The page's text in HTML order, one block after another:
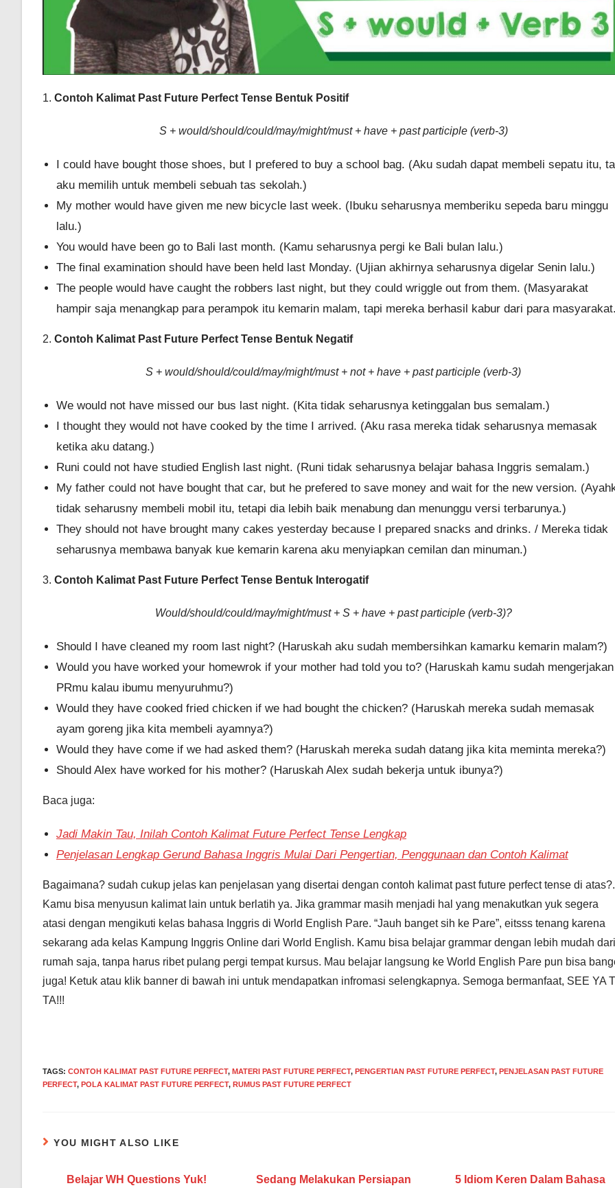
1. Contoh Kalimat Past Future Perfect Tense Bentuk Positif
S + would/should/could/may/might/must + have + past participle (verb-3)
I could have bought those shoes, but I prefered to buy a school bag. (Aku sudah dapat membeli sepatu itu,
aku memilih untuk membeli sebuah tas sekolah.)
My mother would have given me new bicycle last week. (Ibuku seharusnya memberiku sepeda baru minggu
lalu.)
You would have been go to Bali last month. (Kamu seharusnya pergi ke Bali bulan lalu.)
The final examination should have been held last Monday. (Ujian akhirnya seharusnya digelar Senin lalu.)
The people would have caught the robbers last night, but they could wriggle out from them. (Masyarakat
hampir saja menangkap para perampok itu kemarin malam, tapi mereka berhasil kabur dari para
2. Contoh Kalimat Past Future Perfect Tense Bentuk Negatif
S + would/should/could/may/might/must + not + have + past participle (verb-3)
We would not have missed our bus last night. (Kita tidak seharusnya ketinggalan bus semalam.)
I thought they would not have cooked by the time I arrived. (Aku rasa mereka tidak seharusnya memasak
ketika aku datang.)
Runi could not have studied English last night. (Runi tidak seharusnya belajar bahasa Inggris semalam.)
My father could not have bought that car, but he prefered to save money and wait for the new version.
tidak seharusny membeli mobil itu, tetapi dia lebih baik menabung dan menunggu versi terbarunya.)
They should not have brought many cakes yesterday because I prepared snacks and drinks. / Mereka tidak
seharusnya membawa banyak kue kemarin karena aku menyiapkan cemilan dan minuman.)
3. Contoh Kalimat Past Future Perfect Tense Bentuk Interogatif
Would/should/could/may/might/must + S + have + past participle (verb-3)?
Should I have cleaned my room last night? (Haruskah aku sudah membersihkan kamarku kemarin malam?)
Would you have worked your homewrok if your mother had told you to? (Haruskah kamu sudah mengerjakan
PRmu kalau ibumu menyuruhmu?)
Would they have cooked fried chicken if we had bought the chicken? (Haruskah mereka sudah memasak
ayam goreng jika kita membeli ayamnya?)
Would they have come if we had asked them? (Haruskah mereka sudah datang jika kita meminta mereka?)
Should Alex have worked for his mother? (Haruskah Alex sudah bekerja untuk ibunya?)
Baca juga:
Jadi Makin Tau, Inilah Contoh Kalimat Future Perfect Tense Lengkap
Penjelasan Lengkap Gerund Bahasa Inggris Mulai Dari Pengertian, Penggunaan dan Contoh Kalimat
Bagaimana? sudah cukup jelas kan penjelasan yang disertai dengan contoh kalimat past future perfect tense di atas?.
Kamu bisa menyusun kalimat lain untuk berlatih ya. Jika grammar masih menjadi hal yang menakutkan yuk segera
atasi dengan mengikuti kelas bahasa Inggris di World English Pare. “Jauh banget sih ke Pare”, eitsss tenang karena
sekarang ada kelas Kampung Inggris Online dari World English. Kamu bisa belajar grammar dengan lebih mudah dari
rumah saja, tanpa harus ribet pulang pergi tempat kursus. Mau belajar langsung ke World English Pare pun bisa
juga! Ketuk atau klik banner di bawah ini untuk mendapatkan infromasi selengkapnya. Semoga bermanfaat, SEE YA
TA!!!
TAGS: CONTOH KALIMAT PAST FUTURE PERFECT, MATERI PAST FUTURE PERFECT, PENGERTIAN PAST FUTURE PERFECT, PENJELASAN PAST FUTURE
PERFECT, POLA KALIMAT PAST FUTURE PERFECT, RUMUS PAST FUTURE PERFECT
YOU MIGHT ALSO LIKE
Belajar WH Questions Yuk! Sedang Melakukan Persiapan 5 Idiom Keren Dalam Bahasa